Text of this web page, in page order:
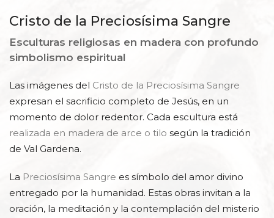
Cristo de la Preciosísima Sangre
Esculturas religiosas en madera con profundo
simbolismo espiritual
Las imágenes del Cristo de la Preciosísima Sangre
expresan el sacrificio completo de Jesús, en un
momento de dolor redentor. Cada escultura está
realizada en madera de arce o tilo según la tradición
de Val Gardena.
La Preciosísima Sangre es símbolo del amor divino
entregado por la humanidad. Estas obras invitan a la
oración, la meditación y la contemplación del misterio